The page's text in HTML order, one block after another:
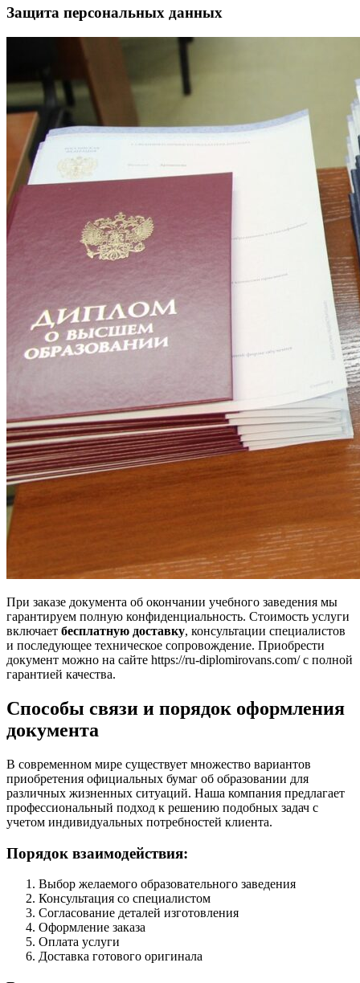
Защита персональных данных
При заказе документа об окончании учебного заведения мы
гарантируем полную конфиденциальность. Стоимость услуги
включает бесплатную доставку, консультации специалистов
и последующее техническое сопровождение. Приобрести
документ можно на сайте https://ru-diplomirovans.com/ с полной
гарантией качества.
Способы связи и порядок оформления
документа
В современном мире существует множество вариантов
приобретения официальных бумаг об образовании для
различных жизненных ситуаций. Наша компания предлагает
профессиональный подход к решению подобных задач с
учетом индивидуальных потребностей клиента.
Порядок взаимодействия:
Выбор желаемого образовательного заведения
Консультация со специалистом
Согласование деталей изготовления
Оформление заказа
Оплата услуги
Доставка готового оригинала